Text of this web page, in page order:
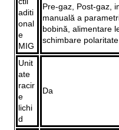
aditi
onal
e
MIG
Pre-gaz, Post-gaz,
manuală a
bobină, alimentare
schimbare polaritate
Unit
ate
racir
e
lichi
d
Da